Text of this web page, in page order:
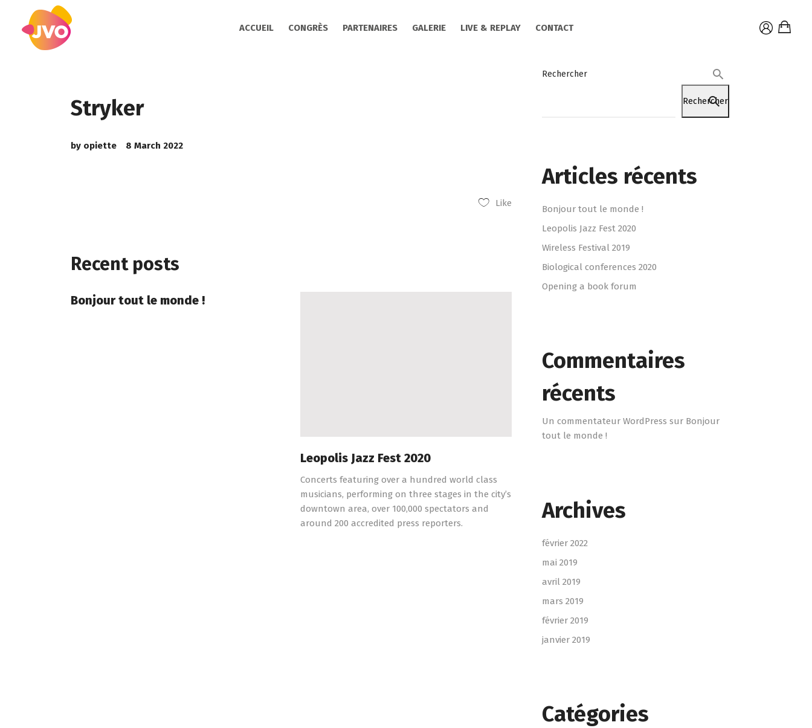
ACCUEIL CONGRÈS PARTENAIRES GALERIE LIVE & REPLAY CONTACT
Stryker
by opiette 8 March 2022
Like
Recent posts
Bonjour tout le monde !
Leopolis Jazz Fest 2020
Concerts featuring over a hundred world class
musicians, performing on three stages in the city’s
downtown area, over 100,000 spectators and
around 200 accredited press reporters.
Rechercher
Rechercher
Articles récents
Bonjour tout le monde !
Leopolis Jazz Fest 2020
Wireless Festival 2019
Biological conferences 2020
Opening a book forum
Commentaires
récents
Un commentateur WordPress sur Bonjour
tout le monde !
Archives
février 2022
mai 2019
avril 2019
mars 2019
février 2019
janvier 2019
Catégories